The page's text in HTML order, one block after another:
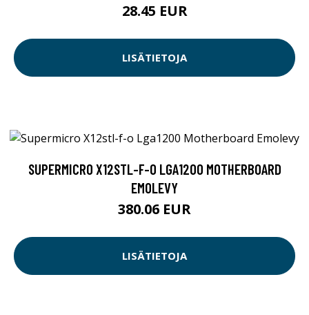
28.45 EUR
LISÄTIETOJA
SUPERMICRO X12STL-F-O LGA1200 MOTHERBOARD
EMOLEVY
380.06 EUR
LISÄTIETOJA